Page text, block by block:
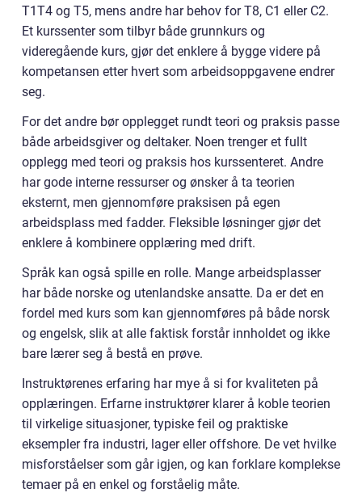
T1T4 og T5, mens andre har behov for T8, C1 eller C2.
Et kurssenter som tilbyr både grunnkurs og
videregående kurs, gjør det enklere å bygge videre på
kompetansen etter hvert som arbeidsoppgavene endrer
seg.
For det andre bør opplegget rundt teori og praksis passe
både arbeidsgiver og deltaker. Noen trenger et fullt
opplegg med teori og praksis hos kurssenteret. Andre
har gode interne ressurser og ønsker å ta teorien
eksternt, men gjennomføre praksisen på egen
arbeidsplass med fadder. Fleksible løsninger gjør det
enklere å kombinere opplæring med drift.
Språk kan også spille en rolle. Mange arbeidsplasser
har både norske og utenlandske ansatte. Da er det en
fordel med kurs som kan gjennomføres på både norsk
og engelsk, slik at alle faktisk forstår innholdet og ikke
bare lærer seg å bestå en prøve.
Instruktørenes erfaring har mye å si for kvaliteten på
opplæringen. Erfarne instruktører klarer å koble teorien
til virkelige situasjoner, typiske feil og praktiske
eksempler fra industri, lager eller offshore. De vet hvilke
misforståelser som går igjen, og kan forklare komplekse
temaer på en enkel og forståelig måte.